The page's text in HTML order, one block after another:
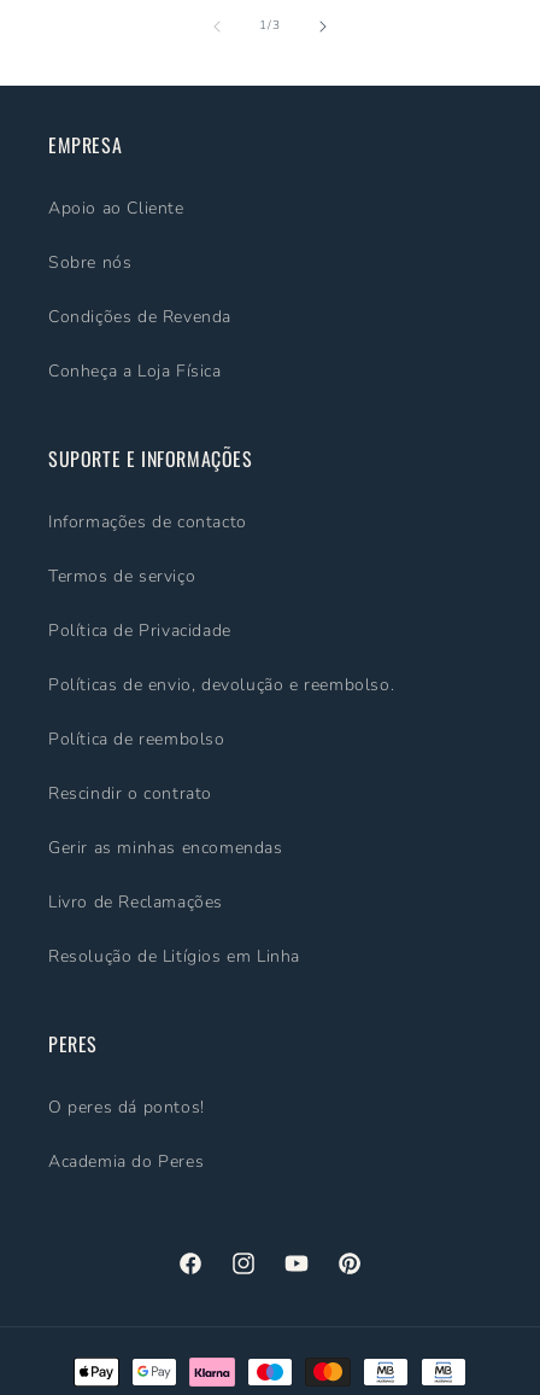
1/de
3
EMPRESA
Apoio ao Cliente
Sobre nós
Condições de Revenda
Conheça a Loja Física
SUPORTE E INFORMAÇÕES
Informações de contacto
Termos de serviço
Política de Privacidade
Políticas de envio, devolução e reembolso.
Política de reembolso
Rescindir o contrato
Gerir as minhas encomendas
Livro de Reclamações
Resolução de Litígios em Linha
PERES
O peres dá pontos!
Academia do Peres
FacebookInstagramYouTubePinterest
Métodos